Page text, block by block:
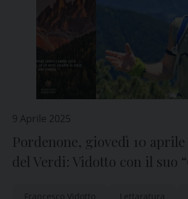
9 Aprile 2025
Pordenone, giovedì 10
del Verdi: Vidotto con il suo
Francesco Vidotto Lettaratura